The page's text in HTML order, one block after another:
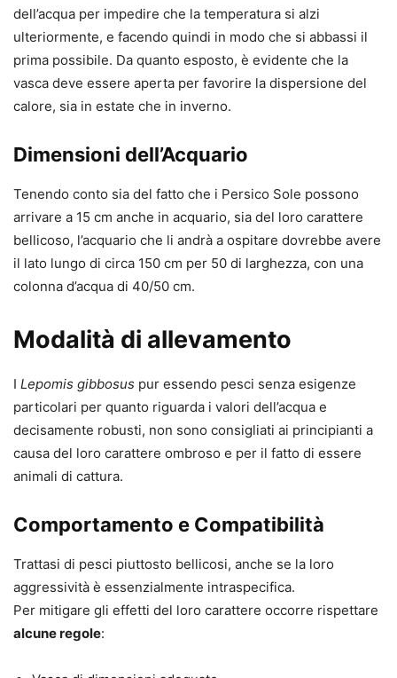
dell’acqua per impedire che la temperatura si alzi
ulteriormente, e facendo quindi in modo che si abbassi il
prima possibile. Da quanto esposto, è evidente che la
vasca deve essere aperta per favorire la dispersione del
calore, sia in estate che in inverno.
Dimensioni dell’Acquario
Tenendo conto sia del fatto che i Persico Sole possono
arrivare a 15 cm anche in acquario, sia del loro carattere
bellicoso, l’acquario che li andrà a ospitare dovrebbe avere
il lato lungo di circa 150 cm per 50 di larghezza, con una
colonna d’acqua di 40/50 cm.
Modalità di allevamento
I Lepomis gibbosus pur essendo pesci senza esigenze
particolari per quanto riguarda i valori dell’acqua e
decisamente robusti, non sono consigliati ai principianti a
causa del loro carattere ombroso e per il fatto di essere
animali di cattura.
Comportamento e Compatibilità
Trattasi di pesci piuttosto bellicosi, anche se la loro
aggressività è essenzialmente intraspecifica.
Per mitigare gli effetti del loro carattere occorre rispettare
alcune regole: